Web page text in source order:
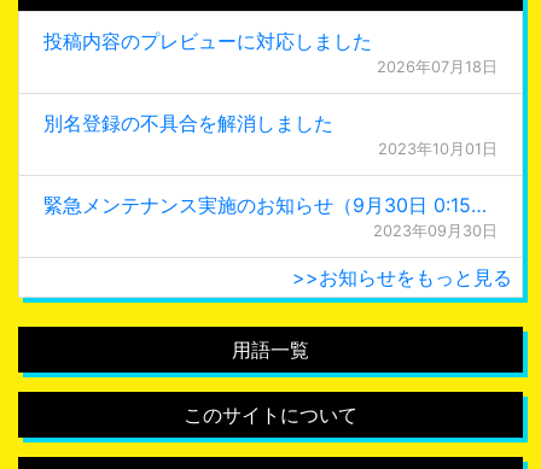
投稿内容のプレビューに対応しました
2026年07月18日
別名登録の不具合を解消しました
2023年10月01日
緊急メンテナンス実施のお知らせ（9月30日 0:15更新）
2023年09月30日
>>お知らせをもっと見る
用語一覧
このサイトについて